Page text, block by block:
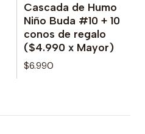
Cascada de Humo
Niño Buda #10 + 10
conos de regalo
($4.990 x Mayor)
$6.990